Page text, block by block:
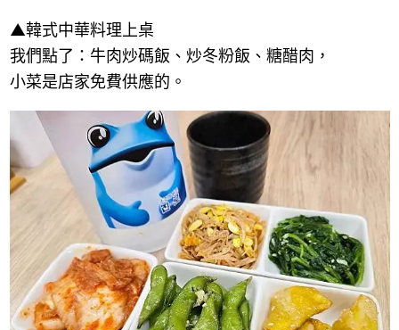
▲韓式中華料理上桌
我們點了：牛肉炒碼飯、炒冬粉飯、糖醋肉，
小菜是店家免費供應的。